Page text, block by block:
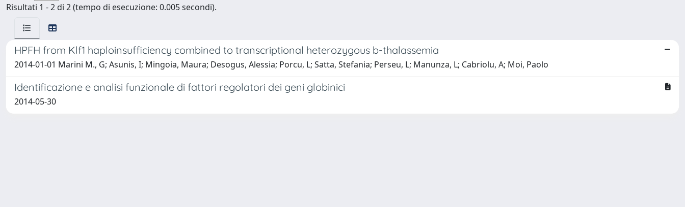
Risultati 1 - 2 di 2 (tempo di esecuzione: 0.005 secondi).
HPFH from Klf1 haploinsufficiency combined to transcriptional heterozygous b-thalassemia
2014-01-01 Marini M., G; Asunis, I; Mingoia, Maura; Desogus, Alessia; Porcu, L; Satta, Stefania; Perseu, L; Manunza, L; Cabriolu, A; Moi, Paolo
Identificazione e analisi funzionale di fattori regolatori dei geni globinici
2014-05-30